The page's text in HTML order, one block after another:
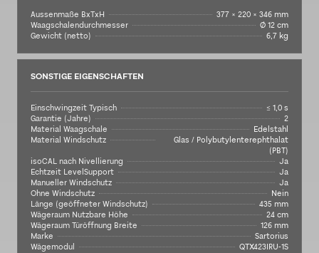
Aussenmaße BxTxH
377 × 220 × 346 mm
Waagschalendurchmesser
Ø 12 cm
Gewicht (netto)
6,7 kg
SONSTIGE EIGENSCHAFTEN
Einschwingzeit Typisch
≤ 1,0 s
Garantie (Jahre)
2
Material Waagschale
Edelstahl
Material Windschutz
Glas / Polybutylenterephthalat
(PBT)
isoCAL nach Nivellierung
Ja
Echtzeit LevelSupport
Ja
Manueller Windschutz
Ja
Ohne Windschutz
Nein
Länge (geöffneter Windschutz)
435 mm
Wägeraum Nutzbare Höhe
24 cm
Wägeraum Türöffnung Breite
126 mm
Marke
Sartorius
Wägemodul
QTX423IRU-1S